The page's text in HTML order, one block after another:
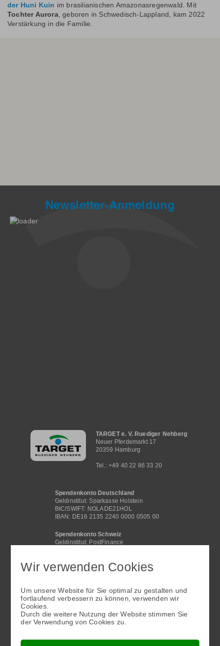
der Huni Kuin im brasilianischen Amazonasregenwald. Mit
Tochter Aurora, geboren in Schwedisch-Lappland, kam 2022
Verstärkung in die Familie.
Newsletter-Anmeldung
Hauptnavigation
TARGET e. V. Ruediger Nehberg
Neuer Pferdemarkt 17
20359 Hamburg
Tel.: +49 40 22 86 33 20
Spendenkonto Deutschland
Geldinstitut: Sparkasse Holstein
BIC/SWIFT: NOLADE21HOL
IBAN: DE16 2135 2240 0000 0505 00
Spendenkonto Schweiz
Geldinstitut: PostFinance
BIC/SWIFT: NOLADE21HOL
IBAN: DE16 2135 2240 0000 0505 00
Fußbereichsmenü
Wir verwenden Cookies
Um unsere Website für Sie optimal zu gestalten und
fortlaufend verbessern zu können, verwenden wir
Cookies.
Durch die weitere Nutzung der Website stimmen Sie
der Verwendung von Cookies zu.